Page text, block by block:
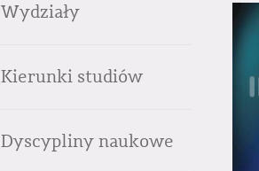
Wydziały
Kierunki studiów
Dyscypliny naukowe